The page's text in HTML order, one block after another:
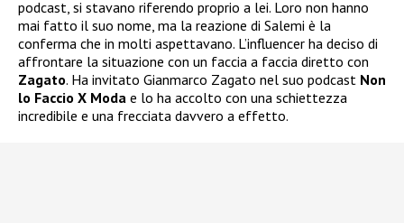
podcast, si stavano riferendo proprio a lei. Loro non hanno
mai fatto il suo nome, ma la reazione di Salemi è la
conferma che in molti aspettavano. L’influencer ha deciso di
affrontare la situazione con un faccia a faccia diretto con
Zagato. Ha invitato Gianmarco Zagato nel suo podcast Non
lo Faccio X Moda e lo ha accolto con una schiettezza
incredibile e una frecciata davvero a effetto.